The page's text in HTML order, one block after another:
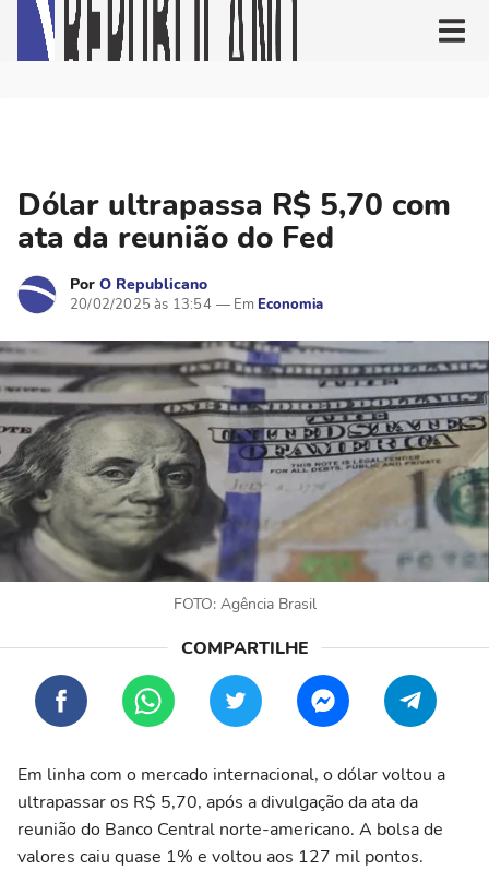
Dólar ultrapassa R$ 5,70 com
ata da reunião do Fed
Por O Republicano
20/02/2025 às 13:54 Economia
FOTO: Agência Brasil
Em linha com o mercado internacional, o dólar voltou a
ultrapassar os R$ 5,70, após a divulgação da ata da
reunião do Banco Central norte-americano. A bolsa de
valores caiu quase 1% e voltou aos 127 mil pontos.